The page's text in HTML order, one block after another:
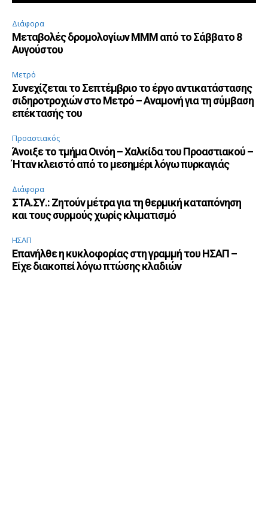
Διάφορα
Μεταβολές δρομολογίων ΜΜΜ από το Σάββατο 8
Αυγούστου
Μετρό
Συνεχίζεται το Σεπτέμβριο το έργο αντικατάστασης
σιδηροτροχιών στο Μετρό – Αναμονή για τη σύμβαση
επέκτασής του
Προαστιακός
Άνοιξε το τμήμα Οινόη – Χαλκίδα του Προαστιακού –
Ήταν κλειστό από το μεσημέρι λόγω πυρκαγιάς
Διάφορα
ΣΤΑ.ΣΥ.: Ζητούν μέτρα για τη θερμική καταπόνηση
και τους συρμούς χωρίς κλιματισμό
ΗΣΑΠ
Επανήλθε η κυκλοφορίας στη γραμμή του ΗΣΑΠ –
Είχε διακοπεί λόγω πτώσης κλαδιών